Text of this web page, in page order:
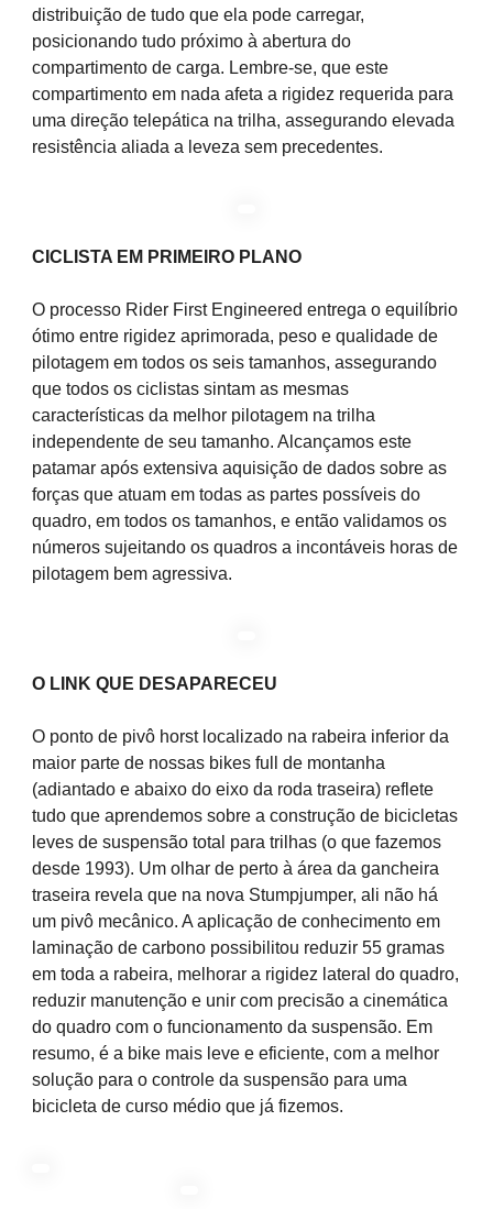
distribuição de tudo que ela pode carregar,
posicionando tudo próximo à abertura do
compartimento de carga. Lembre-se, que este
compartimento em nada afeta a rigidez requerida para
uma direção telepática na trilha, assegurando elevada
resistência aliada a leveza sem precedentes.
CICLISTA EM PRIMEIRO PLANO
O processo Rider First Engineered entrega o equilíbrio
ótimo entre rigidez aprimorada, peso e qualidade de
pilotagem em todos os seis tamanhos, assegurando
que todos os ciclistas sintam as mesmas
características da melhor pilotagem na trilha
independente de seu tamanho. Alcançamos este
patamar após extensiva aquisição de dados sobre as
forças que atuam em todas as partes possíveis do
quadro, em todos os tamanhos, e então validamos os
números sujeitando os quadros a incontáveis horas de
pilotagem bem agressiva.
O LINK QUE DESAPARECEU
O ponto de pivô horst localizado na rabeira inferior da
maior parte de nossas bikes full de montanha
(adiantado e abaixo do eixo da roda traseira) reflete
tudo que aprendemos sobre a construção de bicicletas
leves de suspensão total para trilhas (o que fazemos
desde 1993). Um olhar de perto à área da gancheira
traseira revela que na nova Stumpjumper, ali não há
um pivô mecânico. A aplicação de conhecimento em
laminação de carbono possibilitou reduzir 55 gramas
em toda a rabeira, melhorar a rigidez lateral do quadro,
reduzir manutenção e unir com precisão a cinemática
do quadro com o funcionamento da suspensão. Em
resumo, é a bike mais leve e eficiente, com a melhor
solução para o controle da suspensão para uma
bicicleta de curso médio que já fizemos.